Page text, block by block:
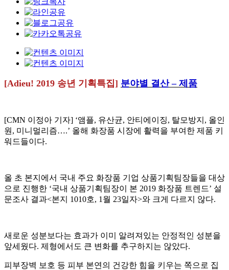
[Adieu! 2019 송년 기획특집] 분야별 결산 – 제품
[CMN 이정아 기자] ‘앰플, 유산균, 안티에이징, 탈모방지, 올인
원, 미니멀리즘….’ 올해 화장품 시장에 활력을 부여한 제품 키
워드들이다.
올 초 본지에서 국내 주요 화장품 기업 상품기획팀장들을 대상
으로 진행한 ‘국내 상품기획팀장이 본 2019 화장품 트렌드’ 설
문조사 결과<본지 1010호, 1월 23일자>와 크게 다르지 않다.
새로운 성분보다는 효과가 이미 알려져있는 안정적인 성분을
앞세웠다. 제형에서도 큰 변화를 추구하지는 않았다.
피부장벽 보호 등 피부 본연의 건강한 힘을 키우는 쪽으로 집